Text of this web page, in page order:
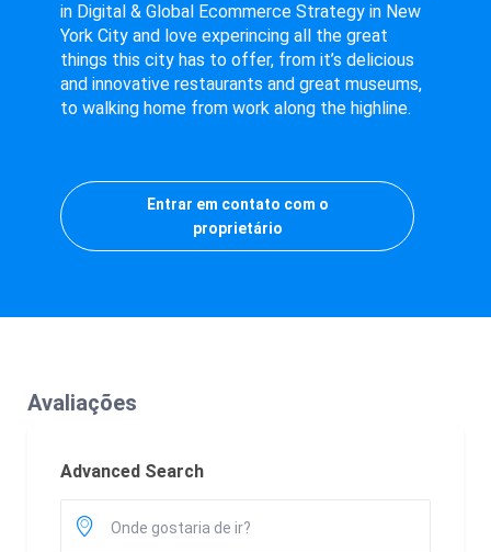
in Digital & Global Ecommerce Strategy in New
York City and love experincing all the great
things this city has to offer, from it’s delicious
and innovative restaurants and great museums,
to walking home from work along the highline.
Entrar em contato com o
proprietário
Avaliações
Advanced Search